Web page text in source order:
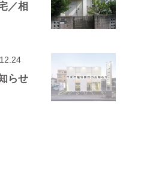
／相
らせ